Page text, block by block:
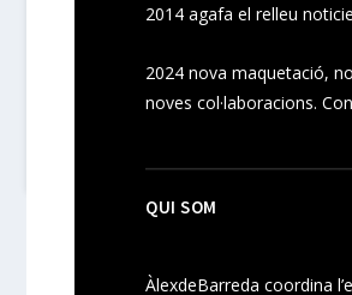
2014 agafa el relleu
2024nova maquetació,
novescol·laboracions.
QUI SOM
ÀlexdeBarreda coordina